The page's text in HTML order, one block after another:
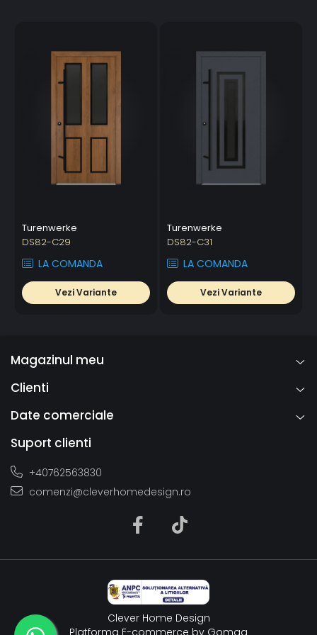
Turenwerke
DS82-C29
LA COMANDA
Vezi Variante
Turenwerke
DS82-C31
LA COMANDA
Vezi Variante
Magazinul meu
Clienti
Date comerciale
Suport clienti
+40762563830
comenzi@cleverhomedesign.ro
Clever Home Design